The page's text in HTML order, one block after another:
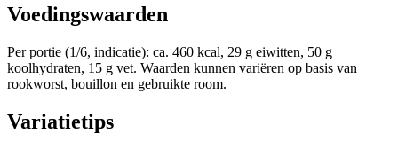
Voedingswaarden
Per portie (1/6, indicatie): ca. 460 kcal, 29 g eiwitten, 50 g
koolhydraten, 15 g vet. Waarden kunnen variëren op basis van
rookworst, bouillon en gebruikte room.
Variatietips